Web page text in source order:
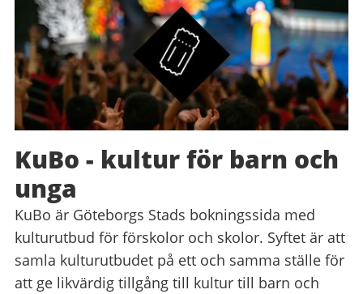
KuBo - kultur för barn och
unga
KuBo är Göteborgs Stads bokningssida med
kulturutbud för förskolor och skolor. Syftet är att
samla kulturutbudet på ett och samma ställe för
att ge likvärdig tillgång till kultur till barn och